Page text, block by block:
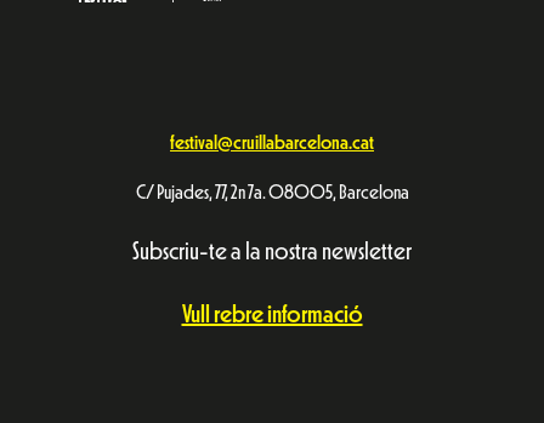
festival@cruillabarcelona.cat
C/ Pujades, 77, 2n 7a. 08005, Barcelona
Subscriu-te a la nostra newsletter
Vull rebre informació